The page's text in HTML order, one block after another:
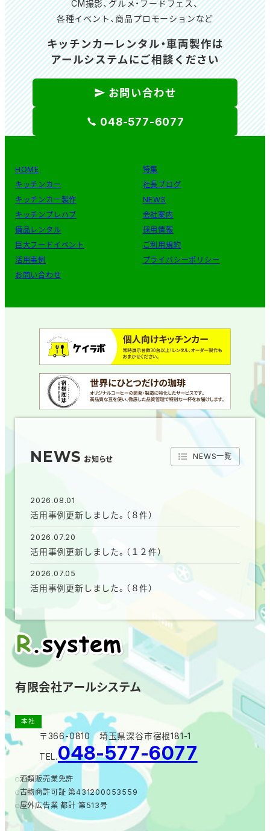
CM撮影、グルメ・フードフェス、
各種イベント、商品プロモーションなど
キッチンカーレンタル・車両製作は
アールシステムにご相談ください
お問い合わせ
048-577-6077
有限会社アールシステム
本社
〒366-0810 埼玉県深谷市宿根181-1
TEL.048-577-6077
酒類販売業免許
古物商許可証 第431200053559
屋外広告業 都計 第513号
NEWS お知らせ NEWS一覧
2026.08.01
活用事例更新しました。（８件）
2026.07.20
活用事例更新しました。（１２件）
2026.07.05
活用事例更新しました。（８件）
HOME
キッチンカー
キッチンカー製作
キッチンプレハブ
備品レンタル
巨大フードイベント
活用事例
お問い合わせ
特集
社長ブログ
NEWS
会社案内
採用情報
ご利用規約
プライバシーポリシー